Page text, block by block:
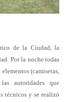
de la Ciudad, la
Por la noche todas
(camisetas,
autoridades que
técnicos y se realizó